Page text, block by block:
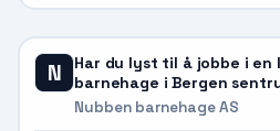
N
Har du lyst til å jobbe i en
barnehage i Bergen
kjenne alle?
Nubben barnehage AS